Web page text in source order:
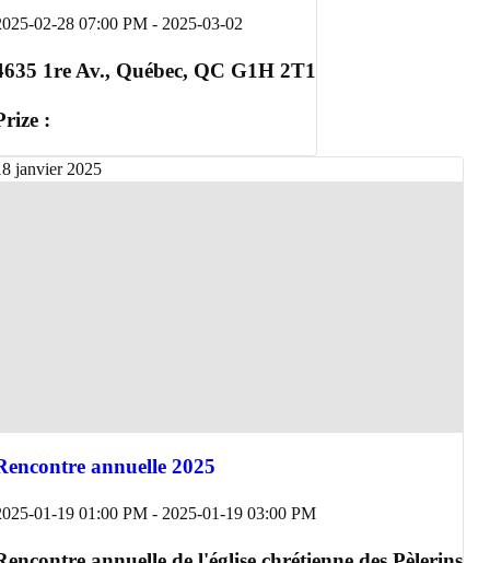
02-28 07:00 PM - 2025-03-02
1re Av., Québec, QC G1H 2T1
:
janvier 2025
annuelle 2025
01-19 01:00 PM - 2025-01-19 03:00 PM